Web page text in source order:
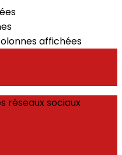
affichées
réseaux sociaux